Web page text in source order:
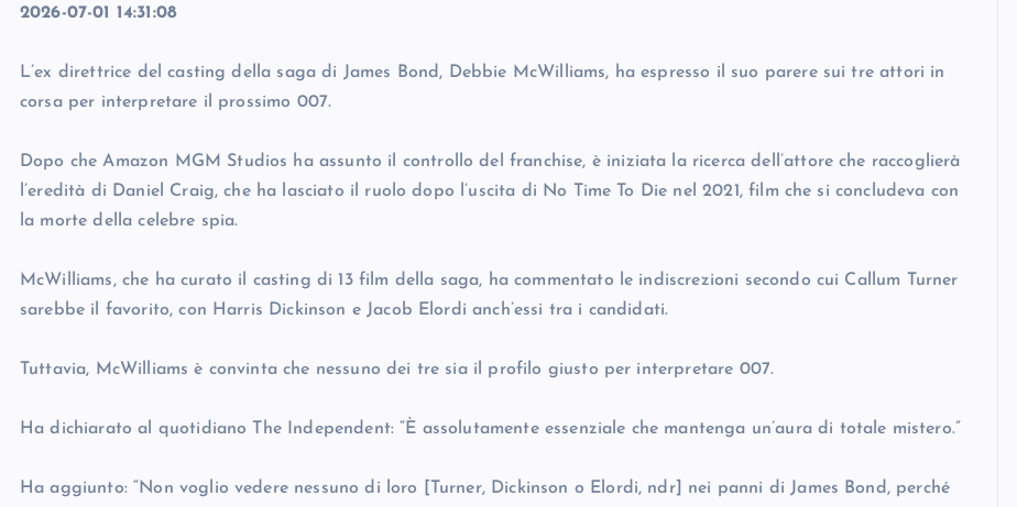
2026-07-01 14:31:08
L’ex direttrice del casting della saga di James Bond, Debbie McWilliams, ha espresso il suo parere sui tre attori in
corsa per interpretare il prossimo 007.
Dopo che Amazon MGM Studios ha assunto il controllo del franchise, è iniziata la ricerca dell’attore che raccoglierà
l’eredità di Daniel Craig, che ha lasciato il ruolo dopo l’uscita di No Time To Die nel 2021, film che si concludeva con
la morte della celebre spia.
McWilliams, che ha curato il casting di 13 film della saga, ha commentato le indiscrezioni secondo cui Callum Turner
sarebbe il favorito, con Harris Dickinson e Jacob Elordi anch’essi tra i candidati.
Tuttavia, McWilliams è convinta che nessuno dei tre sia il profilo giusto per interpretare 007.
Ha dichiarato al quotidiano The Independent: “È assolutamente essenziale che mantenga un’aura di totale mistero.”
Ha aggiunto: “Non voglio vedere nessuno di loro [Turner, Dickinson o Elordi, ndr] nei panni di James Bond, perché